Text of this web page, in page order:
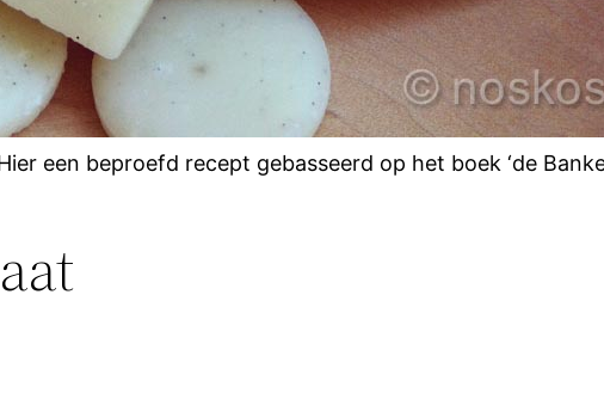
een beproefd recept gebasseerd op het boek ‘de